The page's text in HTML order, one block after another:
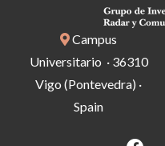
Campus
Universitario · 36310
Vigo (Pontevedra) ·
Spain